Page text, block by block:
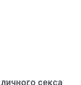
секса